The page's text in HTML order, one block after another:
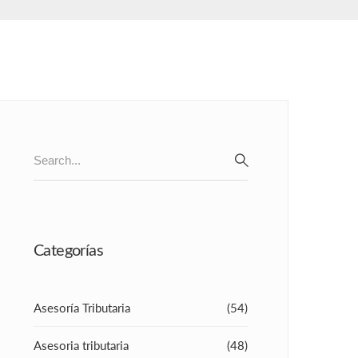
for:
Categorías
Asesoría Tributaria (54)
Asesoria tributaria (48)